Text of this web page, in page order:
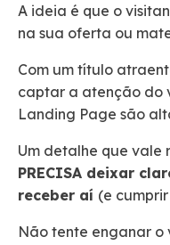
A ideia é que o
na sua oferta ou
Com um título
captar a atenção do
Landing Page são
Um detalhe que vale
PRECISA deixar
receber aí (e
Não tente enganar o